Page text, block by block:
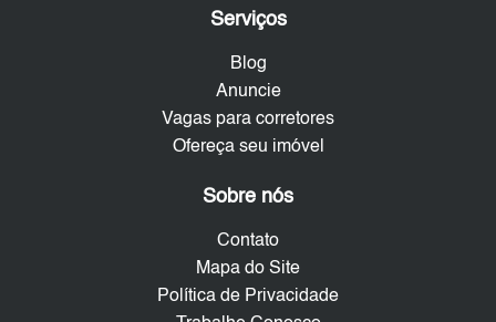
Serviços
Blog
Anuncie
Vagas para corretores
Ofereça seu imóvel
Sobre nós
Contato
Mapa do Site
Política de Privacidade